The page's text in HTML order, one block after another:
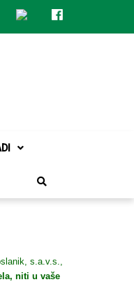
s.a.v.s.,
niti u vaše